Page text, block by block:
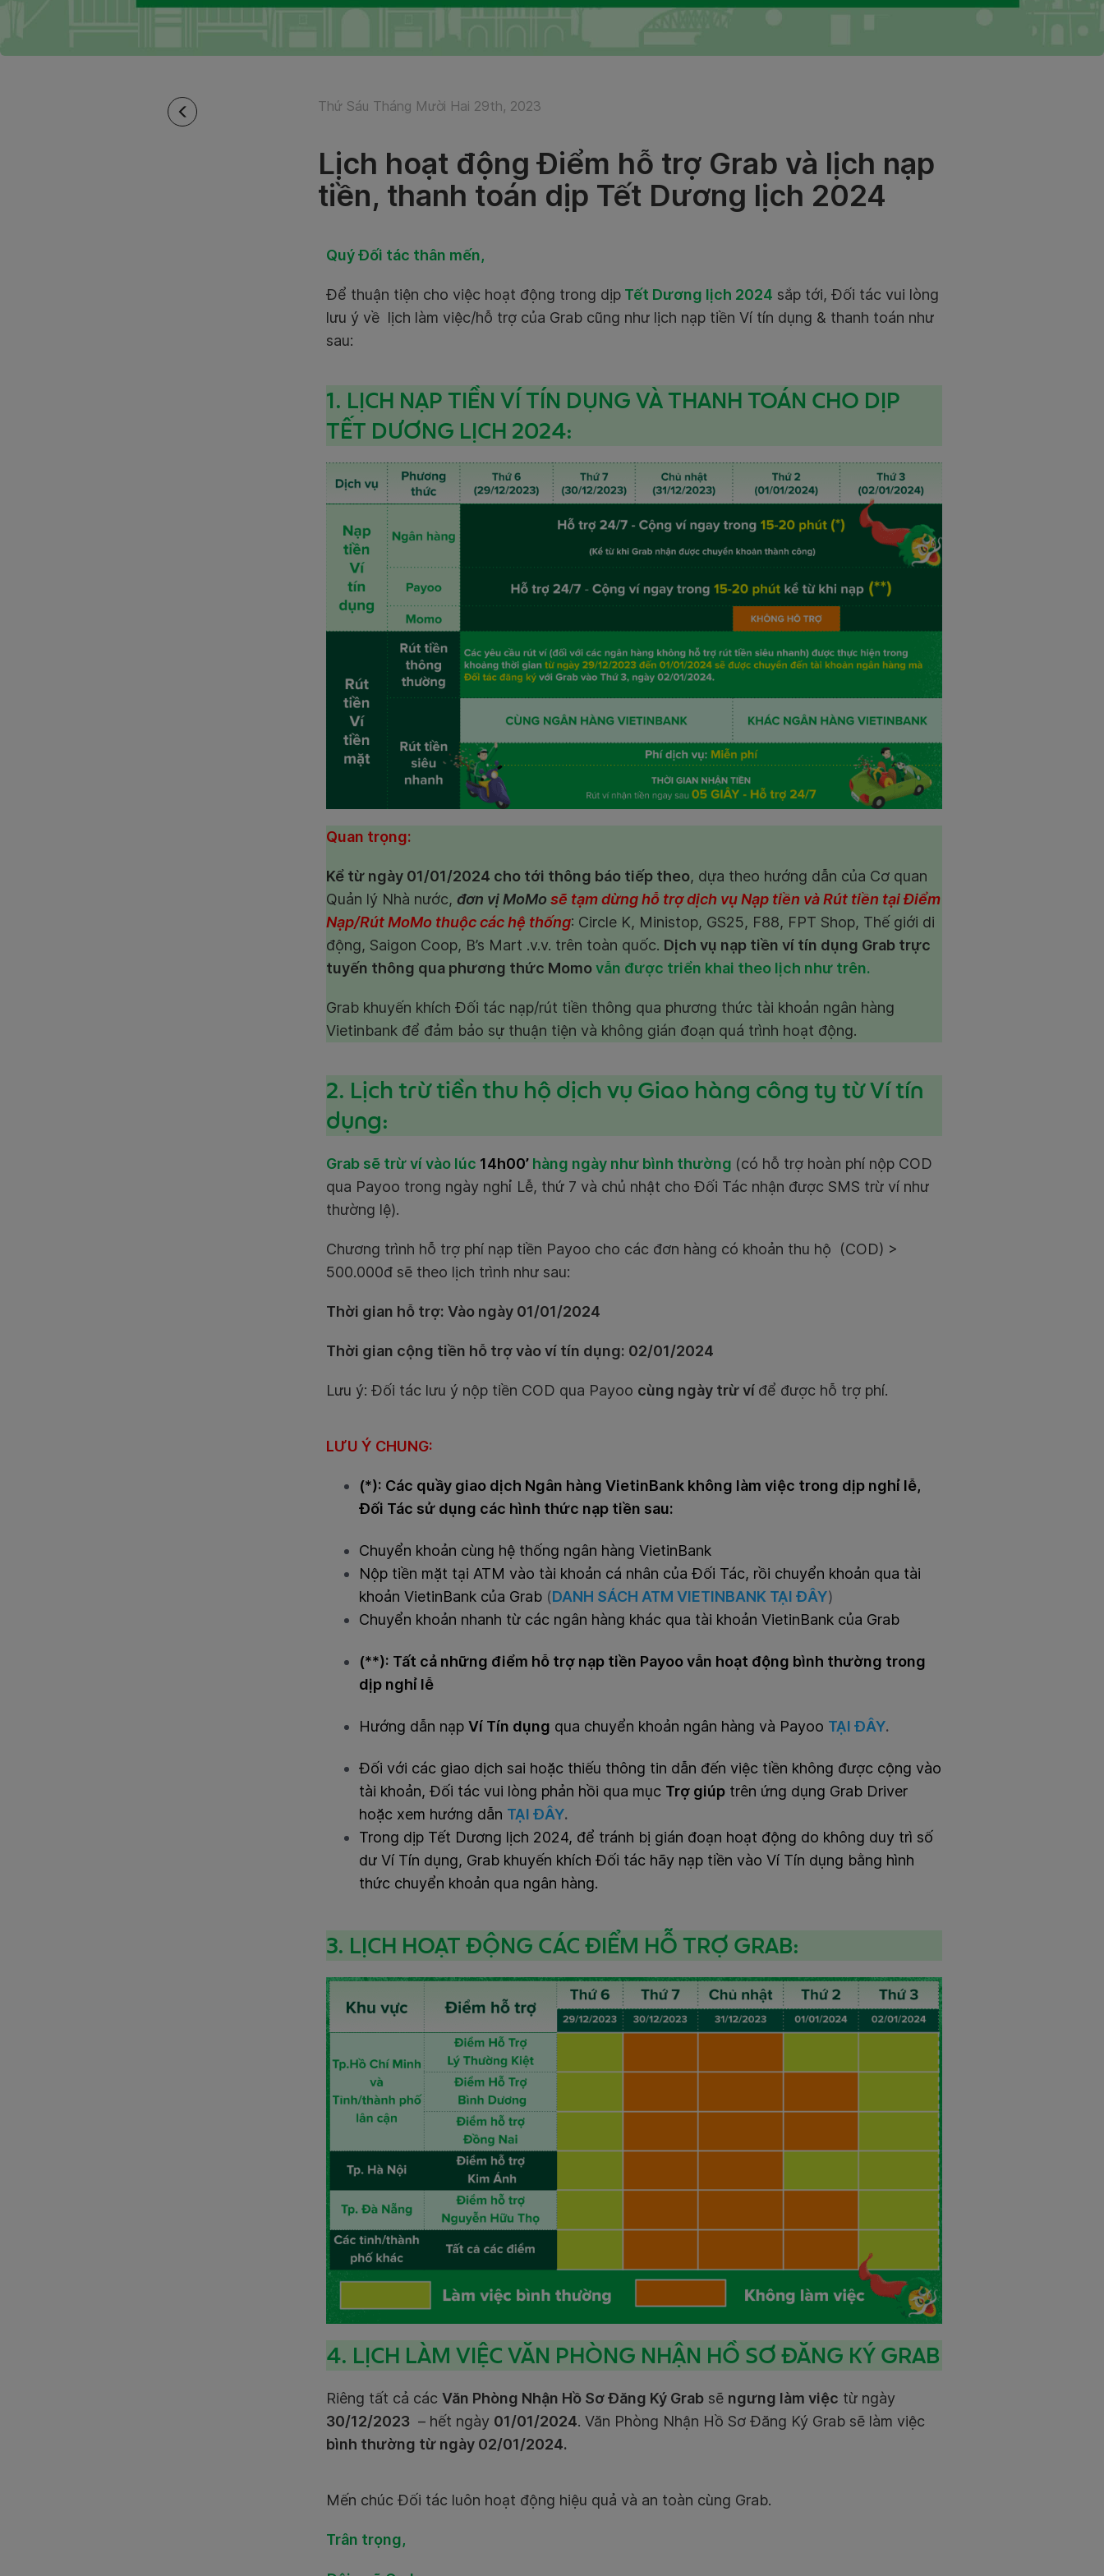
Thứ Sáu Tháng Mười Hai 29th, 2023
Lịch hoạt động Điểm hỗ trợ Grab và lịch nạp
tiền, thanh toán dịp Tết Dương lịch 2024
Quý Đối tác thân mến,
Để thuận tiện cho việc hoạt động trong dịp Tết Dương lịch 2024 sắp tới, Đối tác vui lòng
lưu ý về lịch làm việc/hỗ trợ của Grab cũng như lịch nạp tiền Ví tín dụng & thanh toán như
sau:
1. LỊCH NẠP TIỀN VÍ TÍN DỤNG VÀ THANH TOÁN CHO DỊP
TẾT DƯƠNG LỊCH 2024:
Quan trọng:
Kể từ ngày 01/01/2024 cho tới thông báo tiếp theo, dựa theo hướng dẫn của Cơ quan
Quản lý Nhà nước, đơn vị MoMo sẽ tạm dừng hỗ trợ dịch vụ Nạp tiền và Rút tiền tại Điểm
Nạp/Rút MoMo thuộc các hệ thống: Circle K, Ministop, GS25, F88, FPT Shop, Thế giới di
động, Saigon Coop, B’s Mart .v.v. trên toàn quốc. Dịch vụ nạp tiền ví tín dụng Grab trực
tuyến thông qua phương thức Momovẫn được triển khai theo lịch như trên.
Grab khuyến khích Đối tác nạp/rút tiền thông qua phương thức tài khoản ngân hàng
Vietinbank để đảm bảo sự thuận tiện và không gián đoạn quá trình hoạt động.
2. Lịch trừ tiền thu hộ dịch vụ Giao hàng công ty từ Ví tín
dụng:
Grab sẽ trừ ví vào lúc 14h00’ hàng ngày như bình thường (có hỗ trợ hoàn phí nộp COD
qua Payoo trong ngày nghỉ Lễ, thứ 7 và chủ nhật cho Đối Tác nhận được SMS trừ ví như
thường lệ).
Chương trình hỗ trợ phí nạp tiền Payoo cho các đơn hàng có khoản thu hộ (COD) >
500.000đ sẽ theo lịch trình như sau:
Thời gian hỗ trợ: Vào ngày 01/01/2024
Thời gian cộng tiền hỗ trợ vào ví tín dụng: 02/01/2024
Lưu ý: Đối tác lưu ý nộp tiền COD qua Payoo cùng ngày trừ ví để được hỗ trợ phí.
LƯU Ý CHUNG:
(*): Các quầy giao dịch Ngân hàng VietinBank không làm việc trong dịp nghỉ lễ,
Đối Tác sử dụng các hình thức nạp tiền sau:
Chuyển khoản cùng hệ thống ngân hàng VietinBank
Nộp tiền mặt tại ATM vào tài khoản cá nhân của Đối Tác, rồi chuyển khoản qua tài
khoản VietinBank của Grab (DANH SÁCH ATM VIETINBANK TẠI ĐÂY)
Chuyển khoản nhanh từ các ngân hàng khác qua tài khoản VietinBank của Grab
(**): Tất cả những điểm hỗ trợ nạp tiền Payoo vẫn hoạt động bình thường trong
dịp nghỉ lễ
Hướng dẫn nạp Ví Tín dụng qua chuyển khoản ngân hàng và Payoo TẠI ĐÂY.
Đối với các giao dịch sai hoặc thiếu thông tin dẫn đến việc tiền không được cộng vào
tài khoản, Đối tác vui lòng phản hồi qua mục Trợ giúp trên ứng dụng Grab Driver
hoặc xem hướng dẫn TẠI ĐÂY.
Trong dịp Tết Dương lịch 2024, để tránh bị gián đoạn hoạt động do không duy trì số
dư Ví Tín dụng, Grab khuyến khích Đối tác hãy nạp tiền vào Ví Tín dụng bằng hình
thức chuyển khoản qua ngân hàng.
3. LỊCH HOẠT ĐỘNG CÁC ĐIỂM HỖ TRỢ GRAB:
4. LỊCH LÀM VIỆC VĂN PHÒNG NHẬN HỒ SƠ ĐĂNG KÝ GRAB
Riêng tất cả các Văn Phòng Nhận Hồ Sơ Đăng Ký Grab sẽ ngưng làm việc từ ngày
30/12/2023 – hết ngày 01/01/2024. Văn Phòng Nhận Hồ Sơ Đăng Ký Grab sẽ làm việc
bình thường từ ngày 02/01/2024.
Mến chúc Đối tác luôn hoạt động hiệu quả và an toàn cùng Grab.
Trân trọng,